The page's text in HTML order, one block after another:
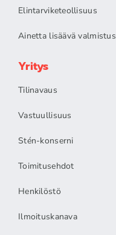
Elintarviketeollisuus
Ainetta lisäävä valmistus
Yritys
Tilinavaus
Vastuullisuus
Stén-konserni
Toimitusehdot
Henkilöstö
Ilmoituskanava